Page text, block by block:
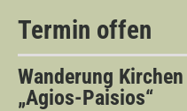
Termin offen
Wanderung
„Agios-Paisios“